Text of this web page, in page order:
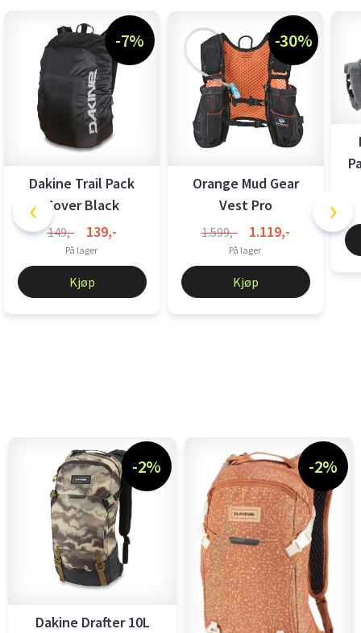
-7%
Dakine Trail Pack
Cover Black
149,- 139,-
På lager
Kjøp
-30%
Orange Mud Gear
Vest Pro
Black/Orange
1.599,- 1.119,-
På lager
Kjøp
‹ ›
-2%
Dakine Drafter 10L
-2%